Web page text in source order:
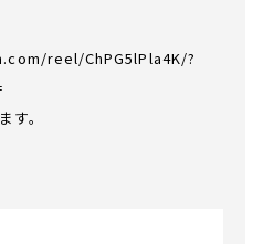
reel/ChPG5lPla4K/?
す。